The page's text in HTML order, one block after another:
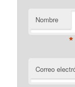
Nombre
*
Correo